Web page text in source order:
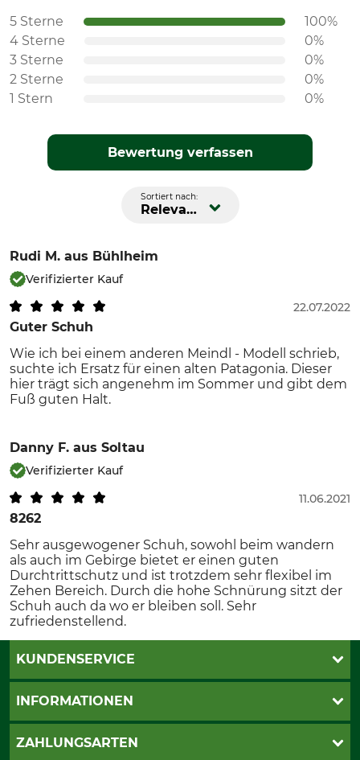
5 Sterne
100%
4 Sterne
0%
3 Sterne
0%
2 Sterne
0%
1 Stern
0%
Bewertung verfassen
Sortiert nach:
Relevanz
Rudi M. aus Bühlheim
Verifizierter Kauf
Guter Schuh
22.07.2022
Wie ich bei einem anderen Meindl - Modell schrieb,
suchte ich Ersatz für einen alten Patagonia. Dieser
hier trägt sich angenehm im Sommer und gibt dem
Fuß guten Halt.
Danny F. aus Soltau
Verifizierter Kauf
8262
11.06.2021
Sehr ausgewogener Schuh, sowohl beim wandern
als auch im Gebirge bietet er einen guten
Durchtrittschutz und ist trotzdem sehr flexibel im
Zehen Bereich. Durch die hohe Schnürung sitzt der
Schuh auch da wo er bleiben soll. Sehr
zufriedenstellend.
KUNDENSERVICE
Live-Shopping
INFORMATIONEN
AGB
ZAHLUNGSARTEN